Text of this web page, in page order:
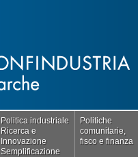
Politica industriale
Ricerca e
Innovazione
Semplificazione
Politiche
comunitarie,
fisco e finanza